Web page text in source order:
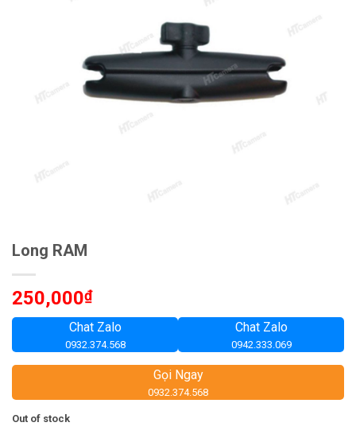
Long RAM
250,000₫
Chat Zalo
0932.374.568
Chat Zalo
0942.333.069
Gọi Ngay
0932.374.568
Out of stock